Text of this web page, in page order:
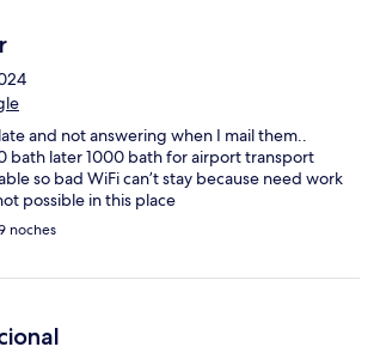
and not answering when I mail them..
bath later 1000 bath for airport transport
so bad WiFi can’t stay because need work
possible in this place
noches